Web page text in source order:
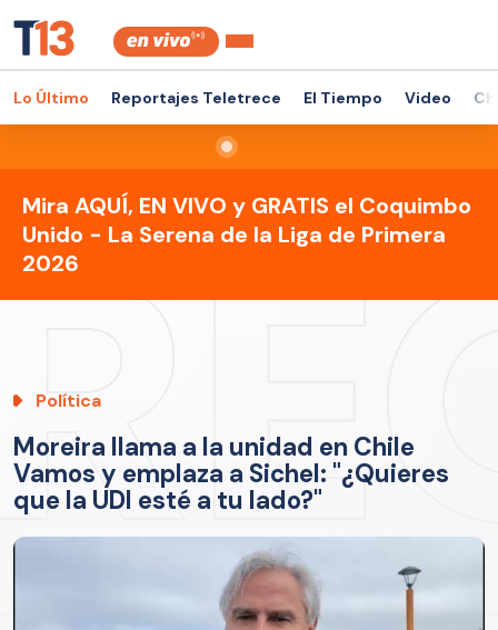
Lo Último Reportajes Teletrece El Tiempo Video
Mira AQUÍ, EN VIVO y GRATIS el Coquimbo
Unido - La Serena de la Liga de Primera
2026
Política
Moreira llama a la unidad en Chile
Vamos y emplaza a Sichel: "¿Quieres
que la UDI esté a tu lado?"